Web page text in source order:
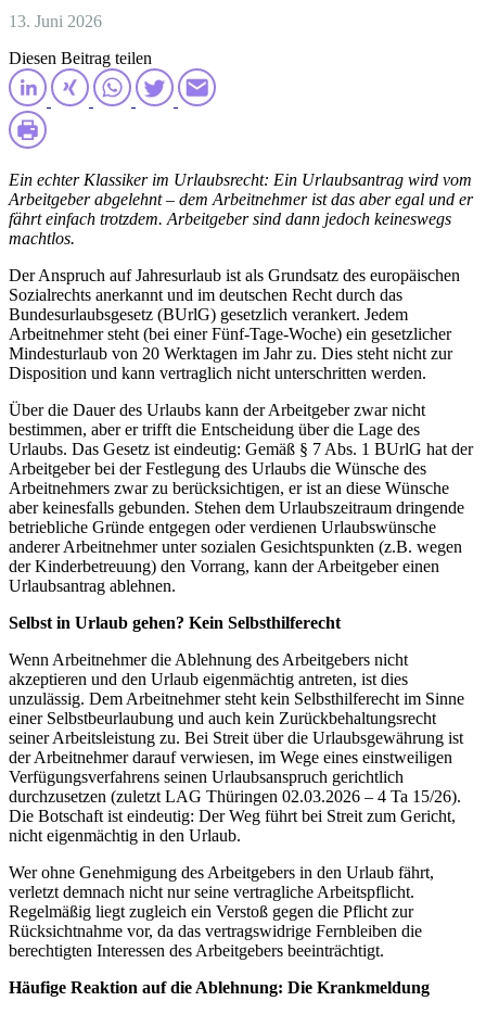
13. Juni 2026
Diesen Beitrag teilen
Ein echter Klassiker im Urlaubsrecht: Ein Urlaubsantrag wird vom
Arbeitgeber abgelehnt – dem Arbeitnehmer ist das aber egal und er
fährt einfach trotzdem. Arbeitgeber sind dann jedoch keineswegs
machtlos.
Der Anspruch auf Jahresurlaub ist als Grundsatz des europäischen
Sozialrechts anerkannt und im deutschen Recht durch das
Bundesurlaubsgesetz (BUrlG) gesetzlich verankert. Jedem
Arbeitnehmer steht (bei einer Fünf-Tage-Woche) ein gesetzlicher
Mindesturlaub von 20 Werktagen im Jahr zu. Dies steht nicht zur
Disposition und kann vertraglich nicht unterschritten werden.
Über die Dauer des Urlaubs kann der Arbeitgeber zwar nicht
bestimmen, aber er trifft die Entscheidung über die Lage des
Urlaubs. Das Gesetz ist eindeutig: Gemäß § 7 Abs. 1 BUrlG hat der
Arbeitgeber bei der Festlegung des Urlaubs die Wünsche des
Arbeitnehmers zwar zu berücksichtigen, er ist an diese Wünsche
aber keinesfalls gebunden. Stehen dem Urlaubszeitraum dringende
betriebliche Gründe entgegen oder verdienen Urlaubswünsche
anderer Arbeitnehmer unter sozialen Gesichtspunkten (z.B. wegen
der Kinderbetreuung) den Vorrang, kann der Arbeitgeber einen
Urlaubsantrag ablehnen.
Selbst in Urlaub gehen? Kein Selbsthilferecht
Wenn Arbeitnehmer die Ablehnung des Arbeitgebers nicht
akzeptieren und den Urlaub eigenmächtig antreten, ist dies
unzulässig. Dem Arbeitnehmer steht kein Selbsthilferecht im Sinne
einer Selbstbeurlaubung und auch kein Zurückbehaltungsrecht
seiner Arbeitsleistung zu. Bei Streit über die Urlaubsgewährung ist
der Arbeitnehmer darauf verwiesen, im Wege eines einstweiligen
Verfügungsverfahrens seinen Urlaubsanspruch gerichtlich
durchzusetzen (zuletzt LAG Thüringen 02.03.2026 – 4 Ta 15/26).
Die Botschaft ist eindeutig: Der Weg führt bei Streit zum Gericht,
nicht eigenmächtig in den Urlaub.
Wer ohne Genehmigung des Arbeitgebers in den Urlaub fährt,
verletzt demnach nicht nur seine vertragliche Arbeitspflicht.
Regelmäßig liegt zugleich ein Verstoß gegen die Pflicht zur
Rücksichtnahme vor, da das vertragswidrige Fernbleiben die
berechtigten Interessen des Arbeitgebers beeinträchtigt.
Häufige Reaktion auf die Ablehnung: Die Krankmeldung